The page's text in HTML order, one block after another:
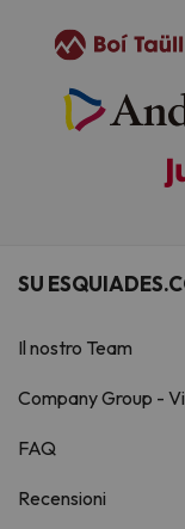
SU
Il nostro Team
Company Group -
FAQ
Recensioni